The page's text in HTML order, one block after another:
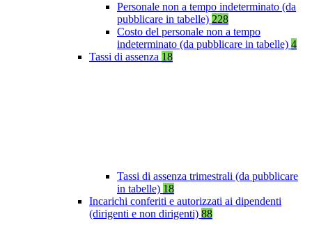
Personale non a tempo indeterminato (da
pubblicare in tabelle) 228
Costo del personale non a tempo
indeterminato (da pubblicare in tabelle) 4
Tassi di assenza 18
Tassi di assenza trimestrali (da pubblicare
in tabelle) 18
Incarichi conferiti e autorizzati ai dipendenti
(dirigenti e non dirigenti) 88